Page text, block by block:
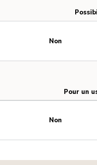
Pour un
Non
Non